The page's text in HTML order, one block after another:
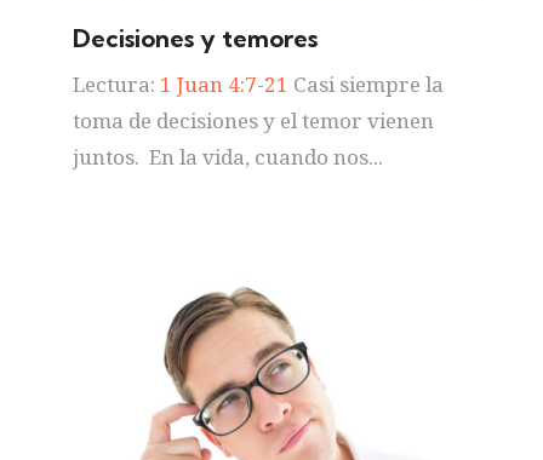
Decisiones y temores
Lectura: 1 Juan 4:7-21 Casi siempre la
toma de decisiones y el temor vienen
juntos. En la vida, cuando nos...